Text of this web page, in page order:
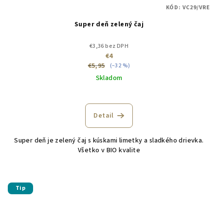
Super deň zelený čaj
€3,36 bez DPH
€4
€5,95
(–32 %)
Skladom
Detail
Super deň je zelený čaj s kúskami limetky a sladkého drievka.
Všetko v BIO kvalite
KÓD: VC29/VRE
Tip